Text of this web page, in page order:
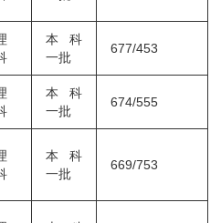
本科
一批
677/453
本科
一批
674/555
本科
一批
669/753